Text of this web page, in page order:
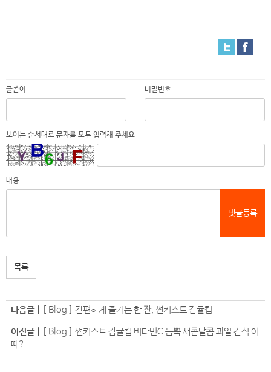
글쓴이 비밀번호
보이는 순서대로 문자를 모두 입력해 주세요
내용
댓글등록
목록
다음글 | [ Blog ] 간편하게 즐기는 한 잔, 썬키스트 감귤컵
이전글 |
[ Blog ] 썬키스트 감귤컵 비타민C 듬뿍 새콤달콤 과일 간식 어
때?